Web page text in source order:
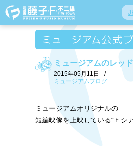
ミュージアムのレッ
2015年05月11日
/
ミュージアムブログ
ミュージアムオリジナルの
短編映像を上映している“Ｆシア